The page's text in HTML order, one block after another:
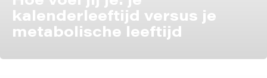
kalenderleeftijd versus je
metabolische leeftijd